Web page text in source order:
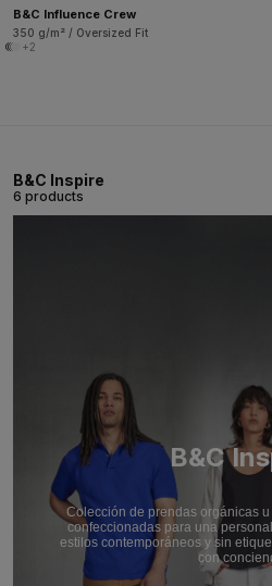
B&C Influence Crew
350 g/m² / Oversized Fit
+2
B&C Inspire
6 products
B&C
Colección de prendas orgánicas
confeccionadas para una
estilos contemporáneos y sin
con